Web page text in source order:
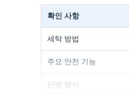
확인 사항
세탁 방법
주요 안전 기능
난방 방식